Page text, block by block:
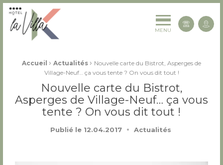
La Villa K Hôtel Spa Restaurant 4 étoiles
MENU
Fil d'Ariane :
Accueil › Actualités › Nouvelle carte du Bistrot, Asperges de
Village-Neuf… ça vous tente ? On vous dit tout !
Nouvelle carte du Bistrot,
Asperges de Village-Neuf… ça vous
tente ? On vous dit tout !
Publié le 12.04.2017 Actualités